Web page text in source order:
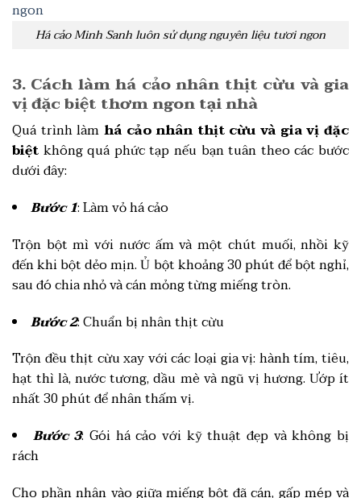
Há cảo Minh Sanh luôn sử dụng nguyên liệu tươi ngon
3. Cách làm há cảo nhân thịt cừu và gia
vị đặc biệt thơm ngon tại nhà
Quá trình làm há cảo nhân thịt cừu và gia vị đặc
biệt không quá phức tạp nếu bạn tuân theo các bước
dưới đây:
Bước 1: Làm vỏ há cảo
Trộn bột mì với nước ấm và một chút muối, nhồi kỹ
đến khi bột dẻo mịn. Ủ bột khoảng 30 phút để bột nghỉ,
sau đó chia nhỏ và cán mỏng từng miếng tròn.
Bước 2: Chuẩn bị nhân thịt cừu
Trộn đều thịt cừu xay với các loại gia vị: hành tím, tiêu,
hạt thì là, nước tương, dầu mè và ngũ vị hương. Ướp ít
nhất 30 phút để nhân thấm vị.
Bước 3: Gói há cảo với kỹ thuật đẹp và không bị
rách
Cho phần nhân vào giữa miếng bột đã cán, gấp mép và